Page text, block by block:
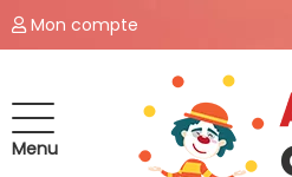
Mon compte
Menu